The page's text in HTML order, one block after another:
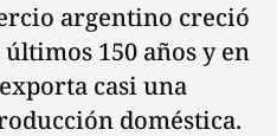
argentino creció
150 años y en
casi una
doméstica.